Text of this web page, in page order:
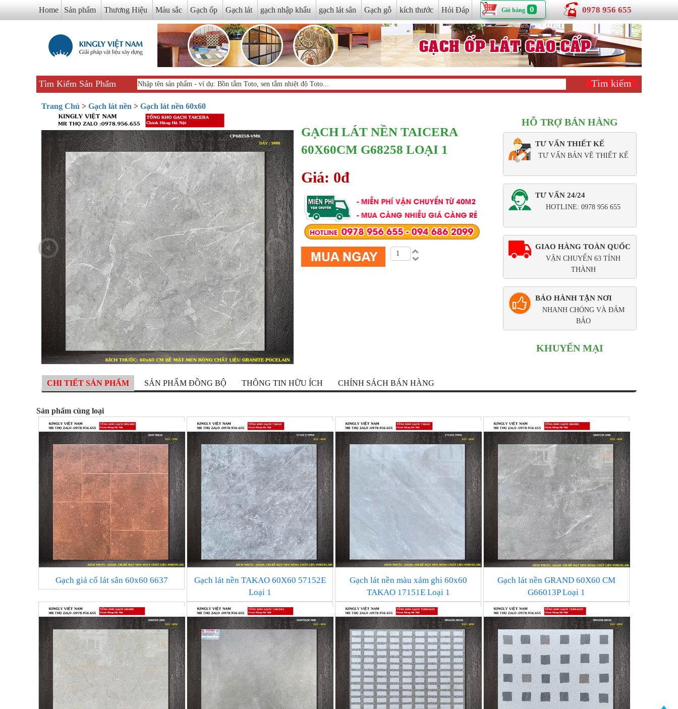
Home Sản phẩm Thương Hiệu Màu sắc Gạch ốp Gạch lát gạch nhập khẩu gạch lát sân Gạch gỗ kích thước Hỏi Đáp Giỏ hàng 0 0978 956 655
Tìm Kiếm Sản Phẩm
Trang Chủ > Gạch lát nền > Gạch lát nền 60x60
GẠCH LÁT NỀN TAICERA
60X60CM G68258 LOẠI 1
Giá: 0đ
HỖ TRỢ BÁN HÀNG
TƯ VẤN THIẾT KẾ
TƯ VẤN BẢN VẼ THIẾT KẾ
TƯ VẤN 24/24
HOTLINE: 0978 956 655
GIAO HÀNG TOÀN QUỐC
VẬN CHUYỂN 63 TỈNH
THÀNH
BẢO HÀNH TẬN NƠI
NHANH CHÓNG VÀ ĐẢM
BẢO
KHUYẾN MẠI
CHI TIẾT SẢN PHẨM SẢN PHẨM ĐỒNG BỘ THÔNG TIN HỮU ÍCH CHÍNH SÁCH BÁN HÀNG
Sản phẩm cùng loại
Gạch giả cổ lát sân 60x60 6637
Gạch lát nền TAKAO 60X60 57152E
Loại 1
Gạch lát nền màu xám ghi 60x60
TAKAO 17151E Loại 1
Gạch lát nền GRAND 60X60 CM
G66013P Loại 1